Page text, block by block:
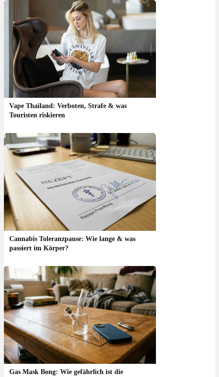
Vape Thailand: Verboten, Strafe & was
Touristen riskieren
Cannabis Toleranzpause: Wie lange & was
passiert im Körper?
Gas Mask Bong: Wie gefährlich ist die